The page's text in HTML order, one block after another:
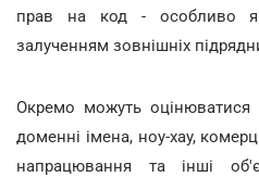
прав на код - особливо
залученням зовнішніх
Окремо можуть
доменні імена, ноу-хау,
напрацювання та інші